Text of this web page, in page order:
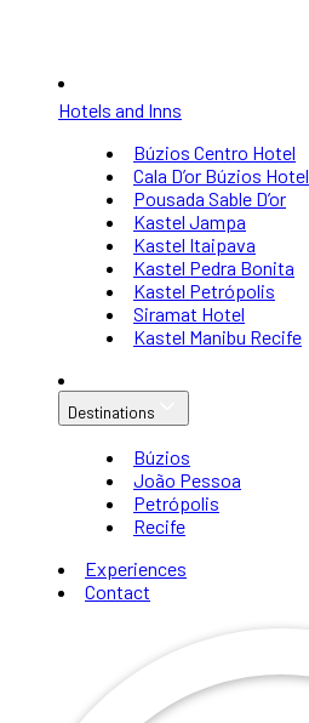
Hotels and Inns
Búzios Centro Hotel
Cala D’or Búzios Hotel
Pousada Sable D’or
Kastel Jampa
Kastel Itaipava
Kastel Pedra Bonita
Kastel Petrópolis
Siramat Hotel
Kastel Manibu Recife
Destinations
Búzios
João Pessoa
Petrópolis
Recife
Experiences
Contact